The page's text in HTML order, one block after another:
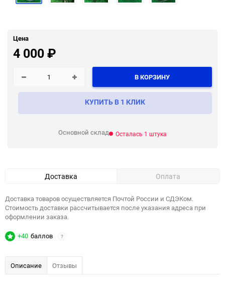
Цена
4 000₽
В КОРЗИНУ
КУПИТЬ В 1 КЛИК
Основной склад Осталась 1 штука
Доставка Оплата
Доставка товаров осуществляется Почтой России и СДЭКом.
Стоимость доставки рассчитывается после указания адреса при
оформлении заказа.
+40 баллов ?
Описание Отзывы